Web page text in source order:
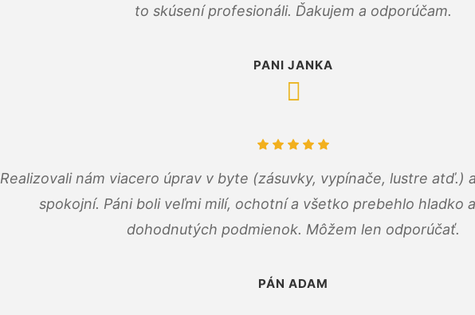
to skúsení profesionáli. Ďakujem a odporúčam.
PANI JANKA
Realizovali nám viacero úprav v byte (zásuvky, vypínače, lustre atď.)
spokojní. Páni boli veľmi milí, ochotní a všetko prebehlo hladko
dohodnutých podmienok. Môžem len odporúčať.
PÁN ADAM